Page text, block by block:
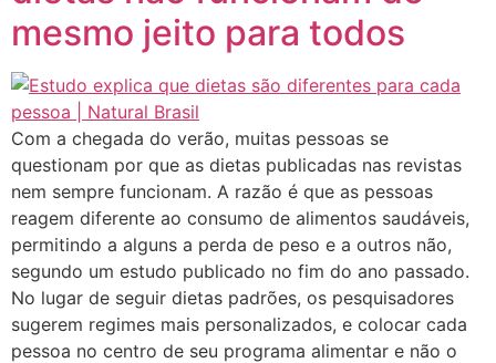
mesmo jeito para todos
Com a chegada do verão, muitas pessoas se
questionam por que as dietas publicadas nas revistas
nem sempre funcionam. A razão é que as pessoas
reagem diferente ao consumo de alimentos saudáveis,
permitindo a alguns a perda de peso e a outros não,
segundo um estudo publicado no fim do ano passado.
No lugar de seguir dietas padrões, os pesquisadores
sugerem regimes mais personalizados, e colocar cada
pessoa no centro de seu programa alimentar e não o